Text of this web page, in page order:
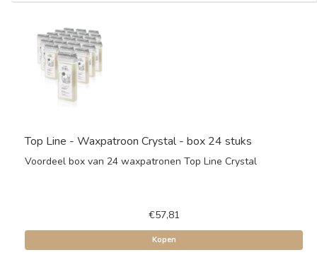
Top Line - Waxpatroon Crystal - box 24 stuks
Voordeel box van 24 waxpatronen Top Line Crystal
€57,81
Kopen